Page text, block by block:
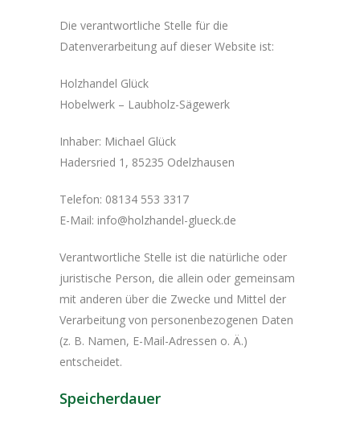
Die verantwortliche Stelle für die
Datenverarbeitung auf dieser Website ist:
Holzhandel Glück
Hobelwerk – Laubholz-Sägewerk
Inhaber: Michael Glück
Hadersried 1, 85235 Odelzhausen
Telefon: 08134 553 3317
E-Mail: info@holzhandel-glueck.de
Verantwortliche Stelle ist die natürliche oder
juristische Person, die allein oder gemeinsam
mit anderen über die Zwecke und Mittel der
Verarbeitung von personenbezogenen Daten
(z. B. Namen, E-Mail-Adressen o. Ä.)
entscheidet.
Speicherdauer